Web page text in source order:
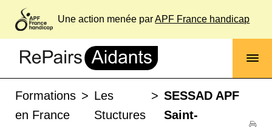
Une action menée parAPF France handicap
Formations
en France
> Les
Stuctures
> SESSAD APF
Saint-